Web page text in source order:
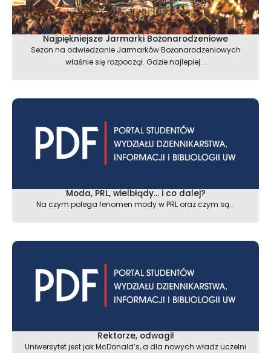
Najpiękniejsze Jarmarki Bożonarodzeniowe
Sezon na odwiedzanie Jarmarków Bożonarodzeniowych
właśnie się rozpoczął. Gdzie najlepiej...
Moda, PRL, wielbłądy… i co dalej?
Na czym polega fenomen mody w PRL oraz czym są...
Rektorze, odwagi!
Uniwersytet jest jak McDonald’s, a dla nowych władz uczelni